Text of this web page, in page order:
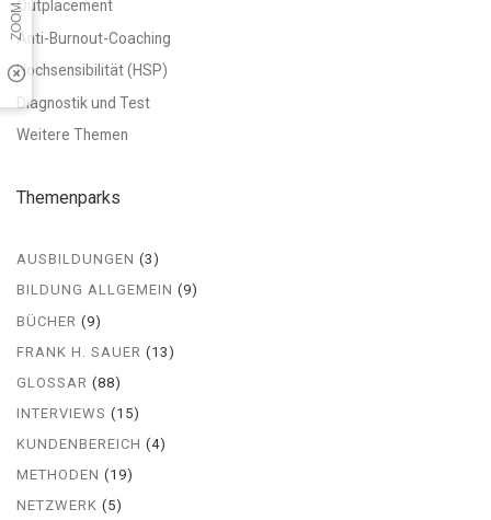
Outplacement
Anti-Burnout-Coaching
Hochsensibilität (HSP)
Diagnostik und Test
Weitere Themen
Themenparks
AUSBILDUNGEN (3)
BILDUNG ALLGEMEIN (9)
BÜCHER (9)
FRANK H. SAUER (13)
GLOSSAR (88)
INTERVIEWS (15)
KUNDENBEREICH (4)
METHODEN (19)
NETZWERK (5)